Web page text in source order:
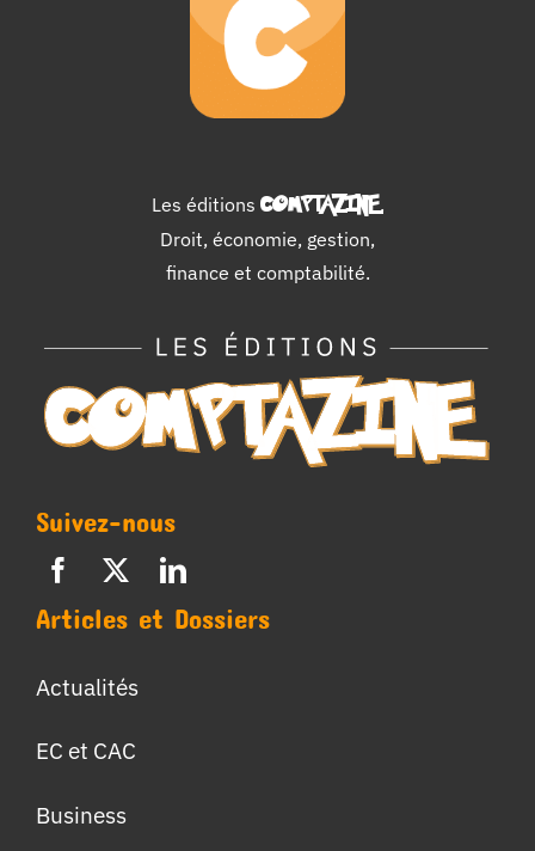
Les éditions COMPTAZINE.
Droit, économie, gestion,
finance et comptabilité.
Suivez-nous
Articles et Dossiers
Actualités
EC et CAC
Business